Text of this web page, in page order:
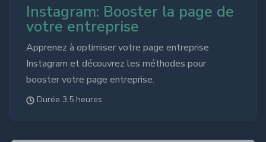
Instagram: Booster la page de
votre entreprise
Apprenez à optimiser votre page entreprise
Instagram et découvrez les méthodes pour
booster votre page entreprise.
Durée 3.5 heures